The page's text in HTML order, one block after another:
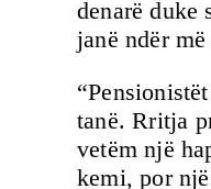
denarë duke
janë ndër
tanë. Rritja
vetëm një
kemi, por